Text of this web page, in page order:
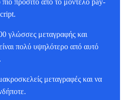
προσιτό από το μοντέλο pay-
γλώσσες μεταγραφής και
πολύ υψηλότερο από αυτό
μεταγραφές και να